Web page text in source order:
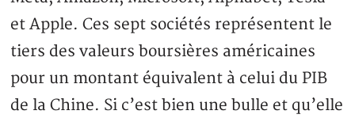
et Apple. Ces sept sociétés représentent le
tiers des valeurs boursières américaines
pour un montant équivalent à celui du PIB
de la Chine. Si c’est bien une bulle et qu’elle